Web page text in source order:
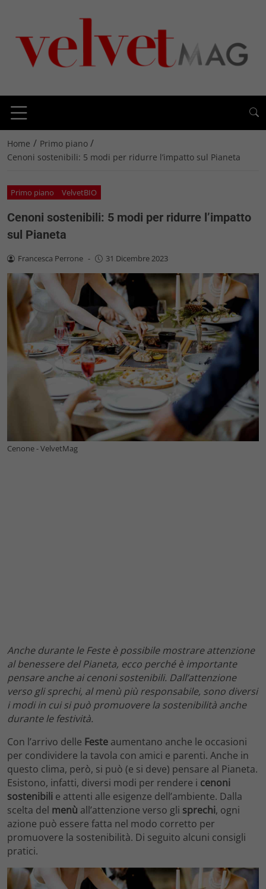
Home / Primo piano /
Cenoni sostenibili: 5 modi per ridurre l’impatto sul Pianeta
Primo piano VelvetBIO
Cenoni sostenibili: 5 modi per ridurre l’impatto
sul Pianeta
Francesca Perrone - 31 Dicembre 2023
Cenone - VelvetMag
Anche durante le Feste è possibile mostrare attenzione
al benessere del Pianeta, ecco perché è importante
pensare anche ai cenoni sostenibili. Dall’attenzione
verso gli sprechi, al menù più responsabile, sono diversi
i modi in cui si può promuovere la sostenibilità anche
durante le festività.
Con l’arrivo delle Feste aumentano anche le occasioni
per condividere la tavola con amici e parenti. Anche in
questo clima, però, si può (e si deve) pensare al Pianeta.
Esistono, infatti, diversi modi per rendere i cenoni
sostenibili e attenti alle esigenze dell’ambiente. Dalla
scelta del menù all’attenzione verso gli sprechi, ogni
azione può essere fatta nel modo corretto per
promuovere la sostenibilità. Di seguito alcuni consigli
pratici.